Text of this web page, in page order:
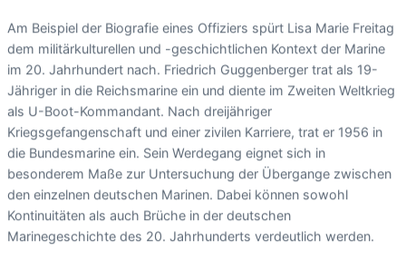
Am Beispiel der Biografie eines Offiziers spürt Lisa Marie Freitag
dem militärkulturellen und -geschichtlichen Kontext der Marine
im 20. Jahrhundert nach. Friedrich Guggenberger trat als 19-
Jähriger in die Reichsmarine ein und diente im Zweiten Weltkrieg
als U-Boot-Kommandant. Nach dreijähriger
Kriegsgefangenschaft und einer zivilen Karriere, trat er 1956 in
die Bundesmarine ein. Sein Werdegang eignet sich in
besonderem Maße zur Untersuchung der Übergange zwischen
den einzelnen deutschen Marinen. Dabei können sowohl
Kontinuitäten als auch Brüche in der deutschen
Marinegeschichte des 20. Jahrhunderts verdeutlich werden.